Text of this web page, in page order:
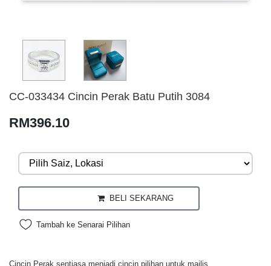
CC-033434 Cincin Perak Batu Putih 3084
RM396.10
BELI SEKARANG
Tambah ke Senarai Pilihan
Cincin Perak sentiasa menjadi cincin pilihan untuk majlis